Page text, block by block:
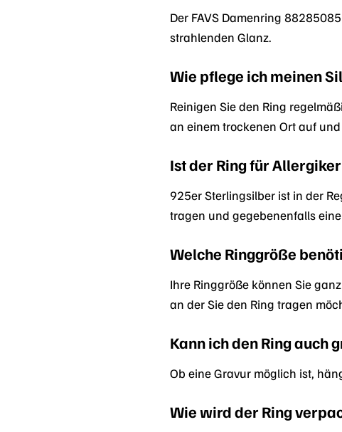
Der FAVS Damenring
strahlenden Glanz.
Wie pflege ich meinen
Reinigen Sie den Ring
an einem trockenen Ort auf
Ist der Ring für
925er Sterlingsilber ist in der
tragen und gegebenenfalls
Welche Ringgröße
Ihre Ringgröße können Sie
an der Sie den Ring tragen
Kann ich den Ring auch
Ob eine Gravur möglich ist,
Wie wird der Ring